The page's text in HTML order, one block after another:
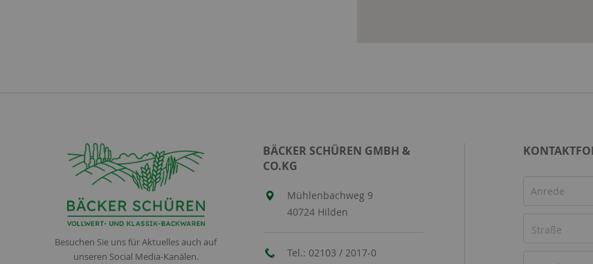
Besuchen Sie uns für Aktuelles auch auf
unseren Social Media-Kanälen.
BÄCKER SCHÜREN GMBH &
CO.KG
Mühlenbachweg 9
40724 Hilden
Tel.: 02103 / 2017-0
Anrede